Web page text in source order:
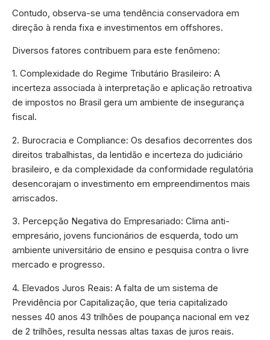
Contudo, observa-se uma tendência conservadora em
direção à renda fixa e investimentos em offshores.
Diversos fatores contribuem para este fenômeno:
1. Complexidade do Regime Tributário Brasileiro: A
incerteza associada à interpretação e aplicação retroativa
de impostos no Brasil gera um ambiente de insegurança
fiscal.
2. Burocracia e Compliance: Os desafios decorrentes dos
direitos trabalhistas, da lentidão e incerteza do judiciário
brasileiro, e da complexidade da conformidade regulatória
desencorajam o investimento em empreendimentos mais
arriscados.
3. Percepção Negativa do Empresariado: Clima anti-
empresário, jovens funcionários de esquerda, todo um
ambiente universitário de ensino e pesquisa contra o livre
mercado e progresso.
4. Elevados Juros Reais: A falta de um sistema de
Previdência por Capitalização, que teria capitalizado
nesses 40 anos 43 trilhões de poupança nacional em vez
de 2 trilhões, resulta nessas altas taxas de juros reais.